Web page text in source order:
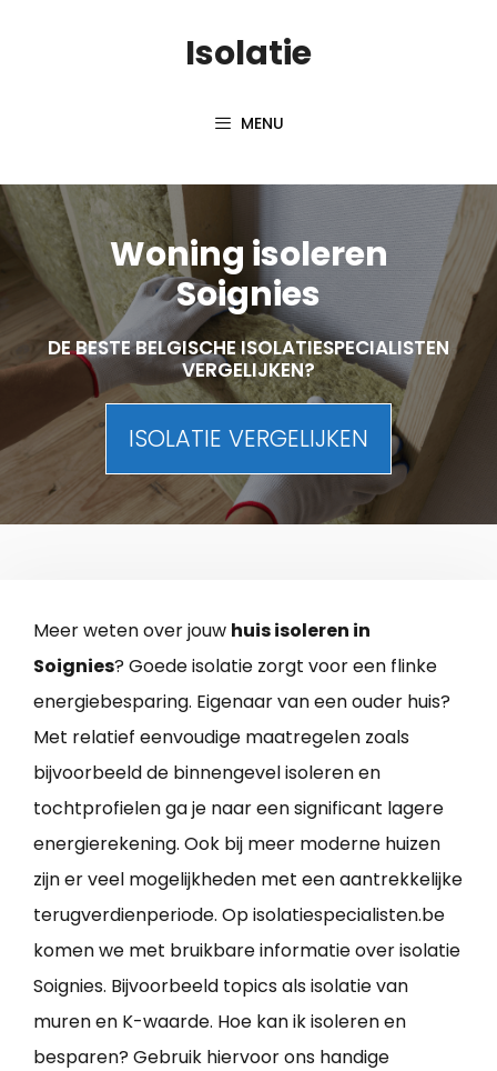
Isolatie
MENU
Woning isoleren
Soignies
DE BESTE BELGISCHE ISOLATIESPECIALISTEN
VERGELIJKEN?
ISOLATIE VERGELIJKEN
Meer weten over jouw huis isoleren in
Soignies? Goede isolatie zorgt voor een flinke
energiebesparing. Eigenaar van een ouder huis?
Met relatief eenvoudige maatregelen zoals
bijvoorbeeld de binnengevel isoleren en
tochtprofielen ga je naar een significant lagere
energierekening. Ook bij meer moderne huizen
zijn er veel mogelijkheden met een aantrekkelijke
terugverdienperiode. Op isolatiespecialisten.be
komen we met bruikbare informatie over isolatie
Soignies. Bijvoorbeeld topics als isolatie van
muren en K-waarde. Hoe kan ik isoleren en
besparen? Gebruik hiervoor ons handige